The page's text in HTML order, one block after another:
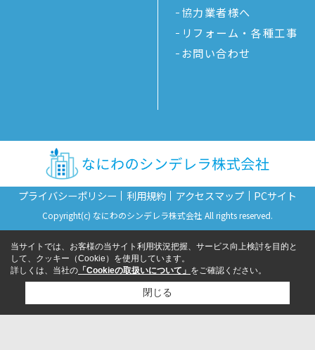
協力業者様へ
リフォーム・各種工事
お問い合わせ
プライバシーポリシー 利用規約 アクセスマップ PCサイト
Copyright(c) なにわのシンデレラ株式会社 All rights reserved.
当サイトでは、お客様の当サイト利用状況把握、サービス向上検討を目的と
して、クッキー（Cookie）を使用しています。
詳しくは、当社の 「Cookieの取扱いについて」 をご確認ください。
閉じる